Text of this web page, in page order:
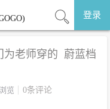
登录
老师穿的 ​​​ 蔚蓝档
览 0条评论